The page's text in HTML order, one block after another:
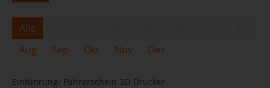
Alle
Aug
Sep Okt Nov Dez
Einführung/ Führerschein 3D-Drucker